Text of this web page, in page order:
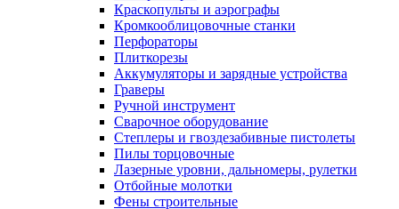
Краскопульты и аэрографы
Кромкооблицовочные станки
Перфораторы
Плиткорезы
Аккумуляторы и зарядные устройства
Граверы
Ручной инструмент
Сварочное оборудование
Степлеры и гвоздезабивные пистолеты
Пилы торцовочные
Лазерные уровни, дальномеры, рулетки
Отбойные молотки
Фены строительные